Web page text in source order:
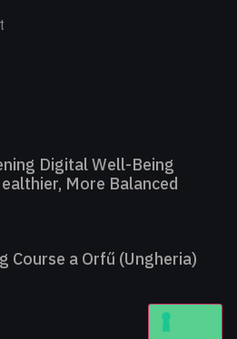
Digital Well-Being
More Balanced
Course a Orfű (Ungheria)